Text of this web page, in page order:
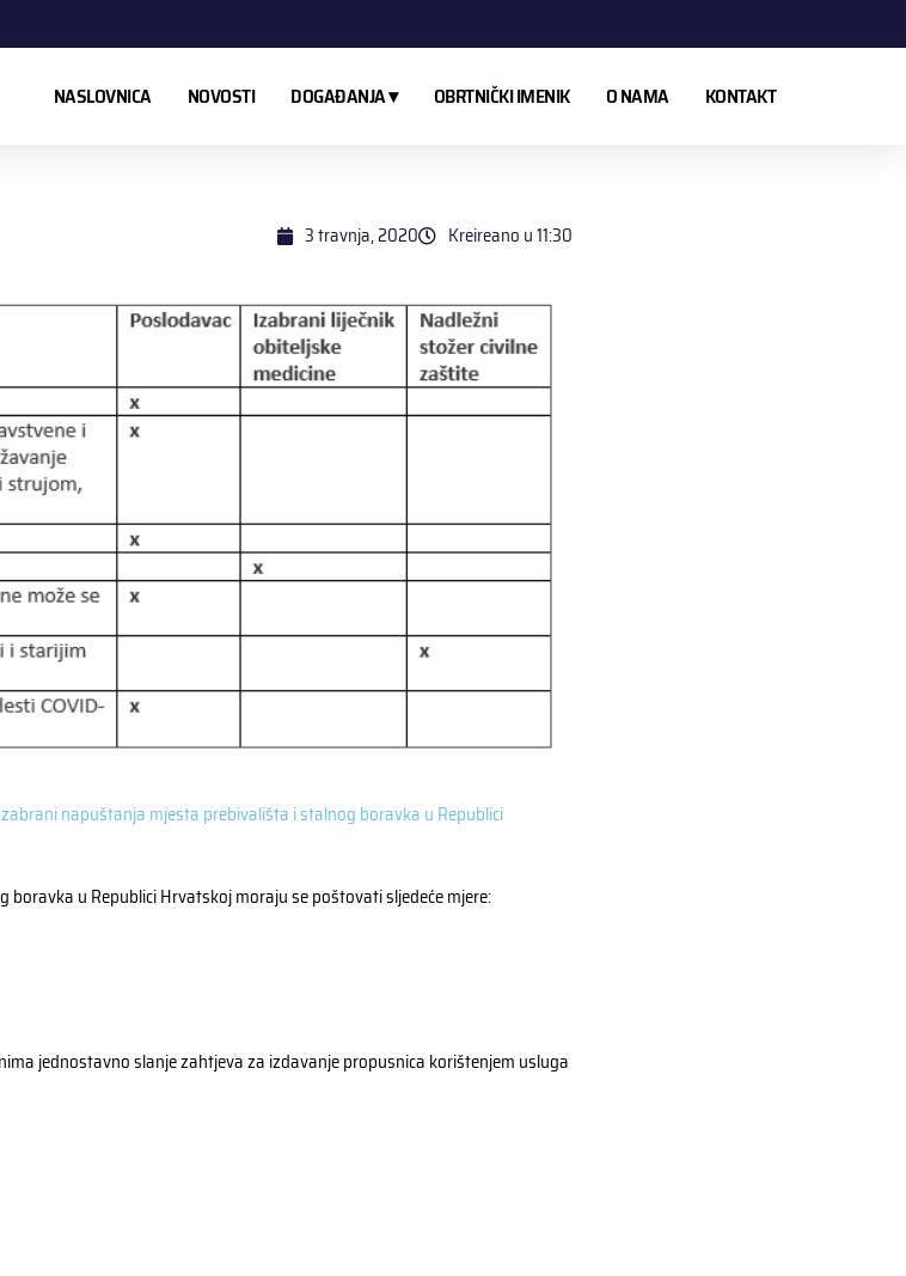
NASLOVNICA NOVOSTI DOGAĐANJA ▾ OBRTNIČKI IMENIK O NAMA KONTAKT
3 travnja, 2020 Kreireano u11:30
napuštanja mjesta prebivališta i stalnog boravka u Republici
u Republici Hrvatskoj moraju se poštovati sljedeće mjere:
jednostavno slanje zahtjeva za izdavanje propusnica korištenjem usluga